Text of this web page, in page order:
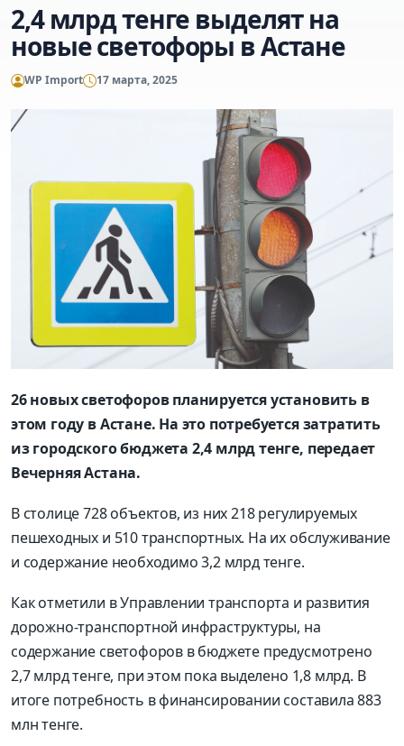
2,4 млрд тенге выделят на
новые светофоры в Астане
WP Import 17 марта, 2025
26 новых светофоров планируется установить в
этом году в Астане. На это потребуется затратить
из городского бюджета 2,4 млрд тенге, передает
Вечерняя Астана.
В столице 728 объектов, из них 218 регулируемых
пешеходных и 510 транспортных. На их обслуживание
и содержание необходимо 3,2 млрд тенге.
Как отметили в Управлении транспорта и развития
дорожно-транспортной инфраструктуры, на
содержание светофоров в бюджете предусмотрено
2,7 млрд тенге, при этом пока выделено 1,8 млрд. В
итоге потребность в финансировании составила 883
млн тенге.